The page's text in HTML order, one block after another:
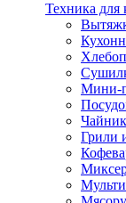
Техника для
Мини-
Грили